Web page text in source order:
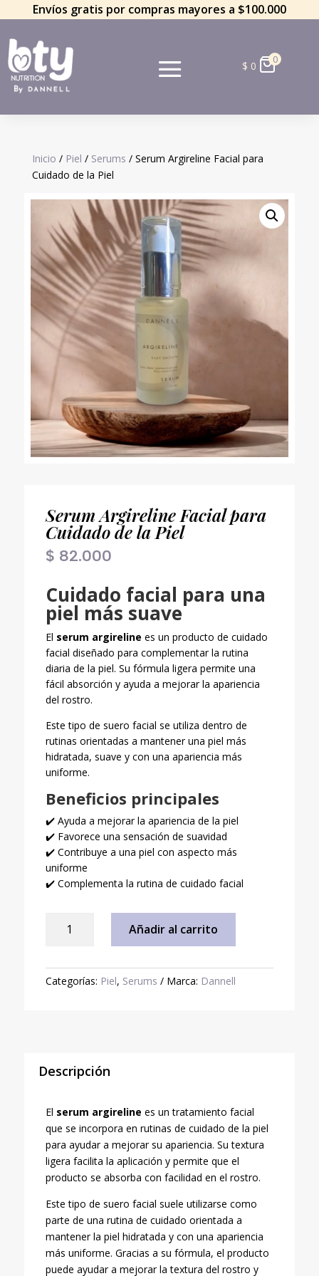
Envíos gratis por compras mayores a $100.000
$ 0 0
Inicio / Piel / Serums / Serum Argireline Facial para
Cuidado de la Piel
Serum Argireline Facial para
Cuidado de la Piel
$ 82.000
Cuidado facial para una
piel más suave
El serum argireline es un producto de cuidado
facial diseñado para complementar la rutina
diaria de la piel. Su fórmula ligera permite una
fácil absorción y ayuda a mejorar la apariencia
del rostro.
Este tipo de suero facial se utiliza dentro de
rutinas orientadas a mantener una piel más
hidratada, suave y con una apariencia más
uniforme.
Beneficios principales
✔️ Ayuda a mejorar la apariencia de la piel
✔️ Favorece una sensación de suavidad
✔️ Contribuye a una piel con aspecto más
uniforme
✔️ Complementa la rutina de cuidado facial
Argireline
para
Cuidado
Añadir al carrito
Categorías: Piel, Serums Marca: Dannell
Descripción
El serum argireline es un tratamiento facial
que se incorpora en rutinas de cuidado de la piel
para ayudar a mejorar su apariencia. Su textura
ligera facilita la aplicación y permite que el
producto se absorba con facilidad en el rostro.
Este tipo de suero facial suele utilizarse como
parte de una rutina de cuidado orientada a
mantener la piel hidratada y con una apariencia
más uniforme. Gracias a su fórmula, el producto
puede ayudar a mejorar la textura del rostro y